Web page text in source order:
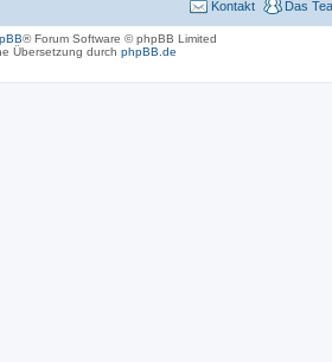
Das
Kontakt
® Forum Software © phpBB Limited
Übersetzung durch phpBB.de